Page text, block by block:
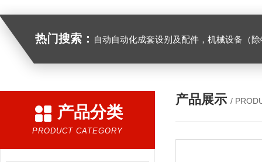
热门搜索： 自动自动化成套设别及配件，机械设备（除特种设备）及配件制造，加工（以上限分支机构经营），设计，批发，零售，模具，五金制品，工具加工（限分支机构经营），设计，批发，零售。五金交电，金属材料，金属制品，不锈钢制品，建筑材料，钢材，橡塑制品，环保设备，润滑剂，汽车配件，摩托车配件的批发，零售。（企业经营涉及行政许可的，凭许可证件经营）化成套设别及配件，机械设备（除特种设
产品分类
PRODUCT CATEGORY
产品展示 /